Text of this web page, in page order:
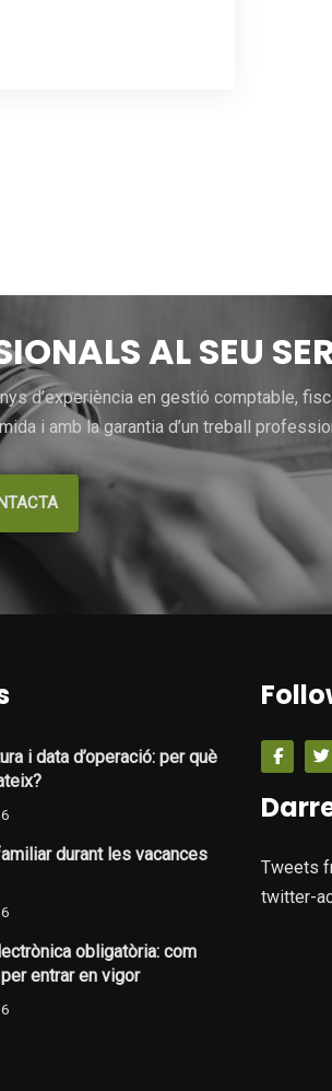
AL SEU
d’experiència en gestió comptable,
i amb la garantia d’un treball
i data d’operació: per què
durant les vacances
obligatòria: com
entrar en vigor
Tweets
twitter-